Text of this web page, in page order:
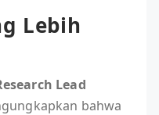
Lebih
Lead
bahwa